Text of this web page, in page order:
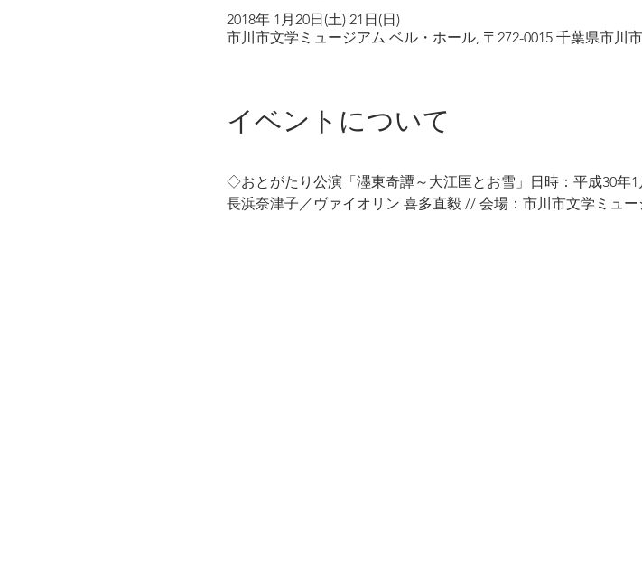
2018年 1月20日(土) 21日(日)
市川市文学ミュージアム ベル・ホール, 〒272-0015 千葉県市川
イベントについて
◇おとがたり公演「濹東奇譚～大江匡とお雪」日時：平成30年
長浜奈津子／ヴァイオリン 喜多直毅 // 会場：市川市文学ミュ